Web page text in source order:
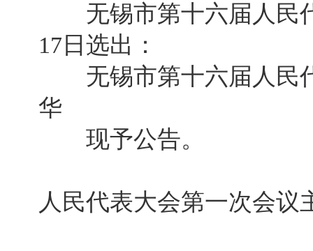
无锡市第十六届人民代
17日选出：
无锡市第十六届人民
华
现予公告。
人民代表大会第一次会议